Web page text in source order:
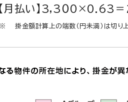
【月払い】3,3０0×0.63
掛金額計算上の端数（円未満）は切り